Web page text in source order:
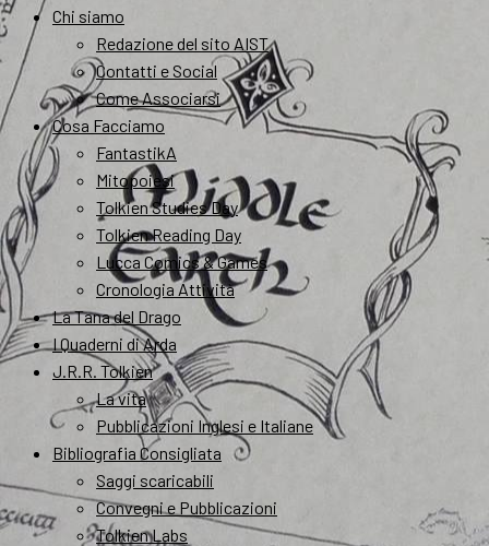
Chi siamo
Redazione del sito AIST
Contatti e Social
Come Associarsi
Cosa Facciamo
FantastikA
Mitopoiesi
Tolkien Studies Day
Tolkien Reading Day
Lucca Comics & Games
Cronologia Attività
La Tana del Drago
I Quaderni di Arda
J.R.R. Tolkien
La vita
Pubblicazioni Inglesi e Italiane
Bibliografia Consigliata
Saggi scaricabili
Convegni e Pubblicazioni
Tolkien Labs